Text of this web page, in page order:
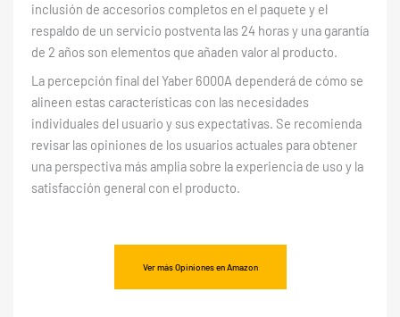
inclusión de accesorios completos en el paquete y el
respaldo de un servicio postventa las 24 horas y una garantía
de 2 años son elementos que añaden valor al producto.
La percepción final del Yaber 6000A dependerá de cómo se
alineen estas características con las necesidades
individuales del usuario y sus expectativas. Se recomienda
revisar las opiniones de los usuarios actuales para obtener
una perspectiva más amplia sobre la experiencia de uso y la
satisfacción general con el producto.
Ver más Opiniones en Amazon